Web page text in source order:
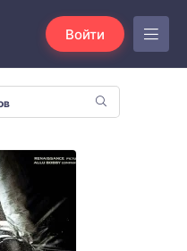
Войти